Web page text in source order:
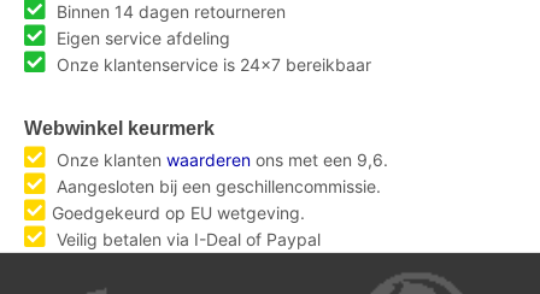
Binnen 14 dagen retourneren
Eigen service afdeling
Onze klantenservice is 24x7 bereikbaar
Webwinkel keurmerk
Onze klanten waarderen ons met een 9,6.
Aangesloten bij een geschillencommissie.
Goedgekeurd op EU wetgeving.
Veilig betalen via I-Deal of Paypal